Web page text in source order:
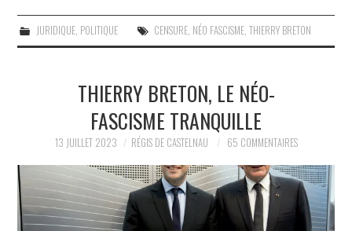
JURIDIQUE, POLITIQUE CENSURE, NÉO FASCISME, THIERRY BRETON
THIERRY BRETON, LE NÉO-
FASCISME TRANQUILLE
13 JUILLET 2023 RÉGIS DE CASTELNAU 65 COMMENTAIRES